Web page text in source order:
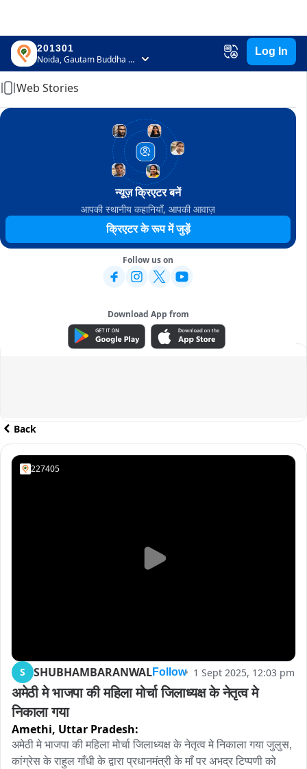
201301
Noida, Gautam Buddha Nagar, Uttar Pradesh
Log In
Home
Web Stories
न्यूज़ क्रिएटर बनें
आपकी स्थानीय कहानियाँ, आपकी आवाज़
क्रिएटर के रूप में जुड़ें
Follow us on
Download App from
ADVERTISEMENT
Back
227405
S SHUBHAMBARANWALFollow 1 Sept 2025, 12:03 pm
अमेठी मे भाजपा की महिला मोर्चा जिलाध्यक्ष के नेतृत्व मे
निकाला गया
Amethi, Uttar Pradesh:
अमेठी मे भाजपा की महिला मोर्चा जिलाध्यक्ष के नेतृत्व मे निकाला गया जुलुस,
कांग्रेस के राहुल गाँधी के द्वारा प्रधानमंत्री के माँ पर अभद्र टिप्पणी को